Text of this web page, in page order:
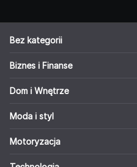
Bez kategorii
Biznes i Finanse
Dom i Wnętrze
Moda i styl
Motoryzacja